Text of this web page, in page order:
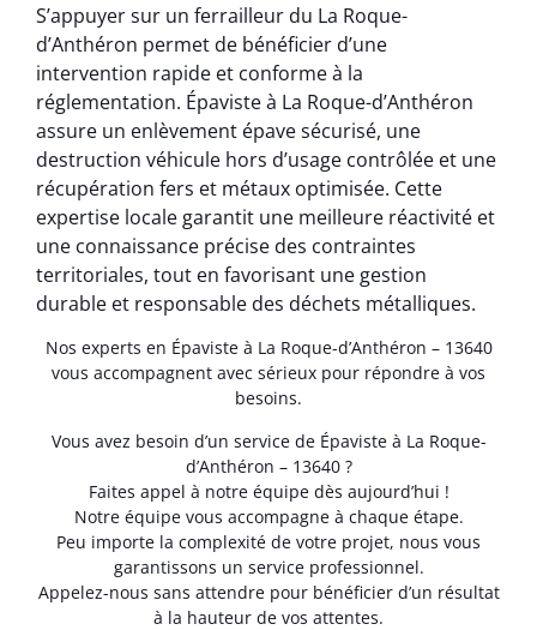
S’appuyer sur un ferrailleur du La Roque-
d’Anthéron permet de bénéficier d’une
intervention rapide et conforme à la
réglementation. Épaviste à La Roque-d’Anthéron
assure un enlèvement épave sécurisé, une
destruction véhicule hors d’usage contrôlée et une
récupération fers et métaux optimisée. Cette
expertise locale garantit une meilleure réactivité et
une connaissance précise des contraintes
territoriales, tout en favorisant une gestion
durable et responsable des déchets métalliques.
Nos experts en Épaviste à La Roque-d’Anthéron – 13640
vous accompagnent avec sérieux pour répondre à vos
besoins.
Vous avez besoin d’un service de Épaviste à La Roque-
d’Anthéron – 13640 ?
Faites appel à notre équipe dès aujourd’hui !
Notre équipe vous accompagne à chaque étape.
Peu importe la complexité de votre projet, nous vous
garantissons un service professionnel.
Appelez-nous sans attendre pour bénéficier d’un résultat
à la hauteur de vos attentes.